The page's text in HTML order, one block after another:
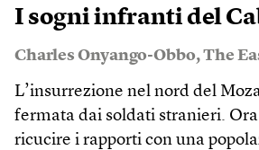
I sogni infranti del
Charles Onyango-Obbo,The
L’insurrezione nel nord del
fermata dai soldati stranieri.
ricucire i rapporti con una